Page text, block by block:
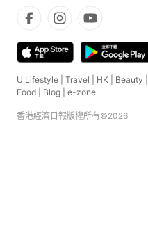
U Lifestyle Travel HK Beauty
Food
Blog e-zone
香港經濟日報版權所有©2026